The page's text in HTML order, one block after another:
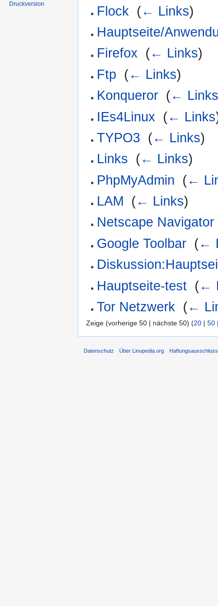
Flock (← Links)
Hauptseite/
Firefox (← Links)
Ftp (← Links)
Konqueror (←
IEs4Linux (← Links
TYPO3 (← Links)
Links (← Links)
PhpMyAdmin (←
LAM (← Links)
Netscape Navigator
Google Toolbar (←
Hauptseite-test (←
Tor Netzwerk (←
Zeige (vorherige 50 | nächste 50) (20 | 50
Druckversion
Datenschutz Über Linupedia.org Haftungsausschluss